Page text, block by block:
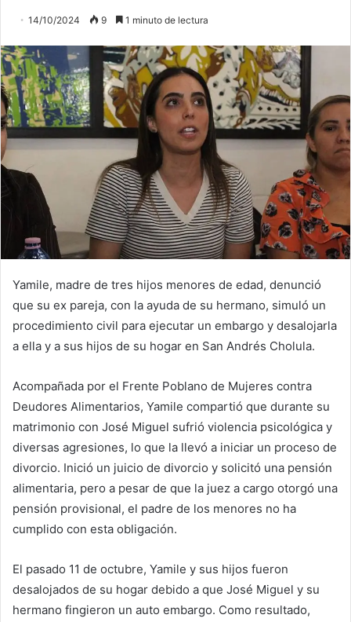
14/10/2024 9 1 minuto de lectura
Yamile, madre de tres hijos menores de edad, denunció
que su ex pareja, con la ayuda de su hermano, simuló un
procedimiento civil para ejecutar un embargo y desalojarla
a ella y a sus hijos de su hogar en San Andrés Cholula.
Acompañada por el Frente Poblano de Mujeres contra
Deudores Alimentarios, Yamile compartió que durante su
matrimonio con José Miguel sufrió violencia psicológica y
diversas agresiones, lo que la llevó a iniciar un proceso de
divorcio. Inició un juicio de divorcio y solicitó una pensión
alimentaria, pero a pesar de que la juez a cargo otorgó una
pensión provisional, el padre de los menores no ha
cumplido con esta obligación.
El pasado 11 de octubre, Yamile y sus hijos fueron
desalojados de su hogar debido a que José Miguel y su
hermano fingieron un auto embargo. Como resultado,